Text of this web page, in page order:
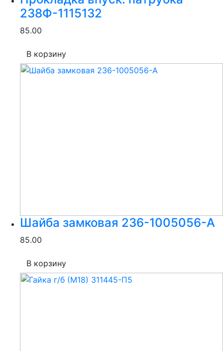
238Ф-1115132
85.00
В корзину
Шайба замковая 236-1005056-А
85.00
В корзину